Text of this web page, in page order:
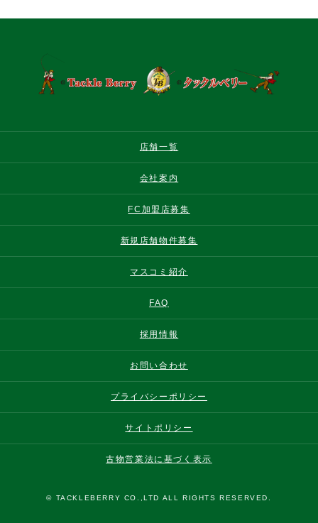
店舗一覧
会社案内
FC加盟店募集
新規店舗物件募集
マスコミ紹介
FAQ
採用情報
お問い合わせ
プライバシーポリシー
サイトポリシー
古物営業法に基づく表示
© TACKLEBERRY CO.,LTD ALL RIGHTS RESERVED.